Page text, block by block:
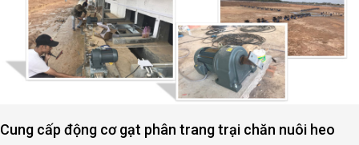
Cung cấp động cơ gạt phân trang trại chăn nuôi heo